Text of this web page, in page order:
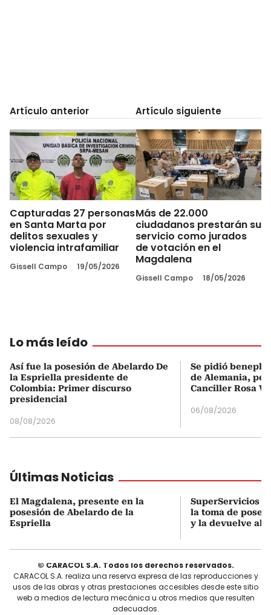
Artículo anterior
Capturadas 27 personas
en Santa Marta por
delitos sexuales y
violencia intrafamiliar
Gissell Campo 19/05/2026
Artículo siguiente
Más de 22.000
ciudadanos prestarán su
servicio como jurados
de votación en el
Magdalena
Gissell Campo 18/05/2026
Lo más leído
Así fue la posesión de Abelardo De
la Espriella presidente de
Colombia: Primer discurso
presidencial
08/08/2026
Se pidió
de Alemania,
Canciller Rosa
06/08/2026
Últimas Noticias
El Magdalena, presente en la
posesión de Abelardo de la
Espriella
SuperServicios
la toma de
y la devuelve al
© CARACOL S.A. Todos los derechos reservados.
CARACOL S.A. realiza una reserva expresa de las reproducciones y
usos de las obras y otras prestaciones accesibles desde este sitio
web a medios de lectura mecánica u otros medios que resulten
adecuados.